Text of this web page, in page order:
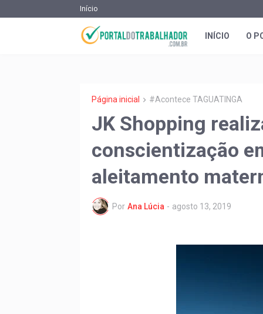
Início
INÍCIO O
Página inicial #Acontece TAGUATINGA
JK Shopping
conscientização
aleitamento
Por Ana Lúcia - agosto 13, 2019